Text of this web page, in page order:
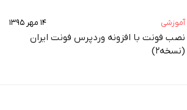
آموزشی ۱۴ مهر ۱۳۹۵
نصب فونت با افزونه وردپرس فونت ایران
(نسخه2)